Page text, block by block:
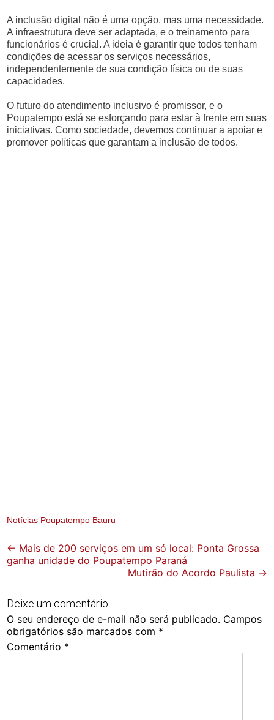
A inclusão digital não é uma opção, mas uma necessidade.
A infraestrutura deve ser adaptada, e o treinamento para
funcionários é crucial. A ideia é garantir que todos tenham
condições de acessar os serviços necessários,
independentemente de sua condição física ou de suas
capacidades.
O futuro do atendimento inclusivo é promissor, e o
Poupatempo está se esforçando para estar à frente em suas
iniciativas. Como sociedade, devemos continuar a apoiar e
promover políticas que garantam a inclusão de todos.
Notícias Poupatempo Bauru
Post
navigation
← Mais de 200 serviços em um só local: Ponta Grossa
ganha unidade do Poupatempo Paraná
Mutirão do Acordo Paulista →
Deixe um comentário
O seu endereço de e-mail não será publicado. Campos
obrigatórios são marcados com *
Comentário *